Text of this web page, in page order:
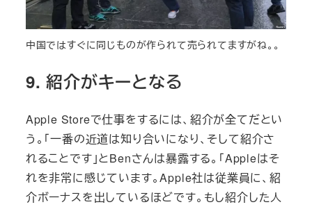
中国ではすぐに同じものが作られて売られてますがね。。
9. 紹介がキーとなる
Apple Storeで仕事をするには、紹介が全てだとい
う。「一番の近道は知り合いになり、そして紹介さ
れることです」とBenさんは暴露する。「Appleはそ
れを非常に感じています。Apple社は従業員に、紹
介ボーナスを出しているほどです。もし紹介した人